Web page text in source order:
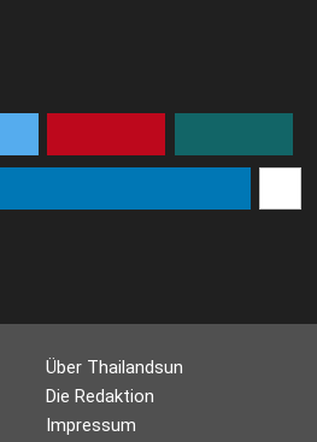
Über Thailandsun
Die Redaktion
Impressum